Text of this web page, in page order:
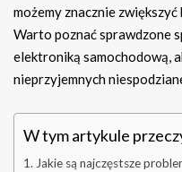
możemy znacznie
Warto poznać sprawdzone
elektroniką samochodową,
nieprzyjemnych
W tym artykule
Jakie są najczęstsze